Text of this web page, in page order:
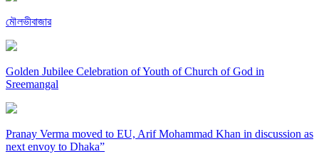
মৌলভীবাজার
Golden Jubilee Celebration of Youth of Church of God in
Sreemangal
Pranay Verma moved to EU, Arif Mohammad Khan in discussion as
next envoy to Dhaka”